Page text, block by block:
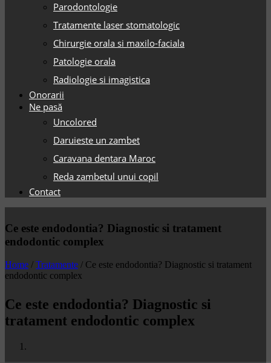
Parodontologie
Tratamente laser stomatologic
Chirurgie orala si maxilo-faciala
Patologie orala
Radiologie si imagistica
Onorarii
Ne pasă
Uncolored
Daruieste un zambet
Caravana dentara Maroc
Reda zambetul unui copil
Contact
Ce este endodontia? Diagnostic si tratament
endodontic complex
Home / Tratamente / Ce este endodontia? Diagnostic si tratament
endodontic complex
Ce este endodontia? Diagnostic si
tratament endodontic complex